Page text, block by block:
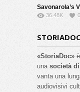
Savonarola’s
36.48K 0
«StoriaDoc»
una società
vanta una
audiovisivi